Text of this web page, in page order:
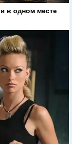
в одном месте